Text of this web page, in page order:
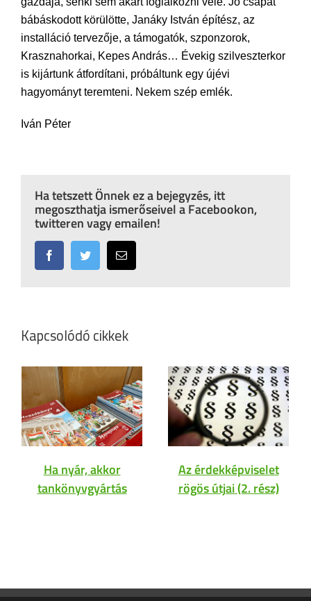
bábáskodott körülötte, Janáky István építész, az
installáció tervezője, a támogatók, szponzorok,
Krasznahorkai, Kepes András… Évekig szilveszterkor
is kijártunk átfordítani, próbáltunk egy újévi
hagyományt teremteni. Nekem szép emlék.
Iván Péter
Ha tetszett Önnek ez a bejegyzés, itt
megoszthatja ismerőseivel a Facebookon,
twitteren vagy emailen!
FacebookTwitter Email:
Kapcsolódó cikkek
Ha nyár, akkor
tankönyvgyártás
Az érdekképviselet
rögös útjai (2. rész)